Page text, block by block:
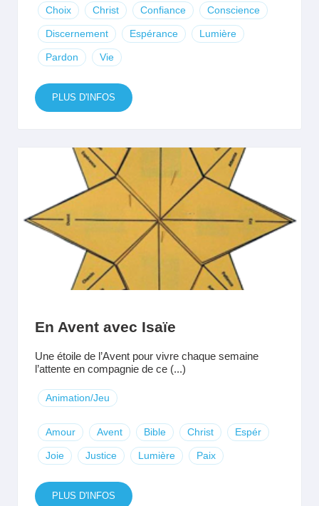
Choix Christ Confiance Conscience
Discernement Espérance Lumière
Pardon Vie
PLUS D'INFOS
En Avent avec Isaïe
Une étoile de l’Avent pour vivre chaque semaine
l’attente en compagnie de ce (...)
Animation/Jeu
Amour Avent Bible Christ Espér
Joie Justice Lumière Paix
PLUS D'INFOS